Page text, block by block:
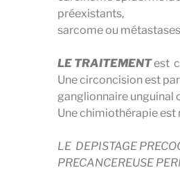
préexistants,
sarcome ou
LE TRAITEMENTest
Une circoncision est
ganglionnaire unguinal
Une chimiothérapie est
LE DEPISTAGE
PRECANCEREUSE